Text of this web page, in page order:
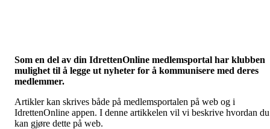
Som en del av din IdrettenOnline medlemsportal har klubben
mulighet til å legge ut nyheter for å kommunisere med deres
medlemmer.
Artikler kan skrives både på medlemsportalen på web og i
IdrettenOnline appen. I denne artikkelen vil vi beskrive hvordan du
kan gjøre dette på web.